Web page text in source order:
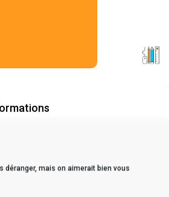
déranger, mais on aimerait bien vous